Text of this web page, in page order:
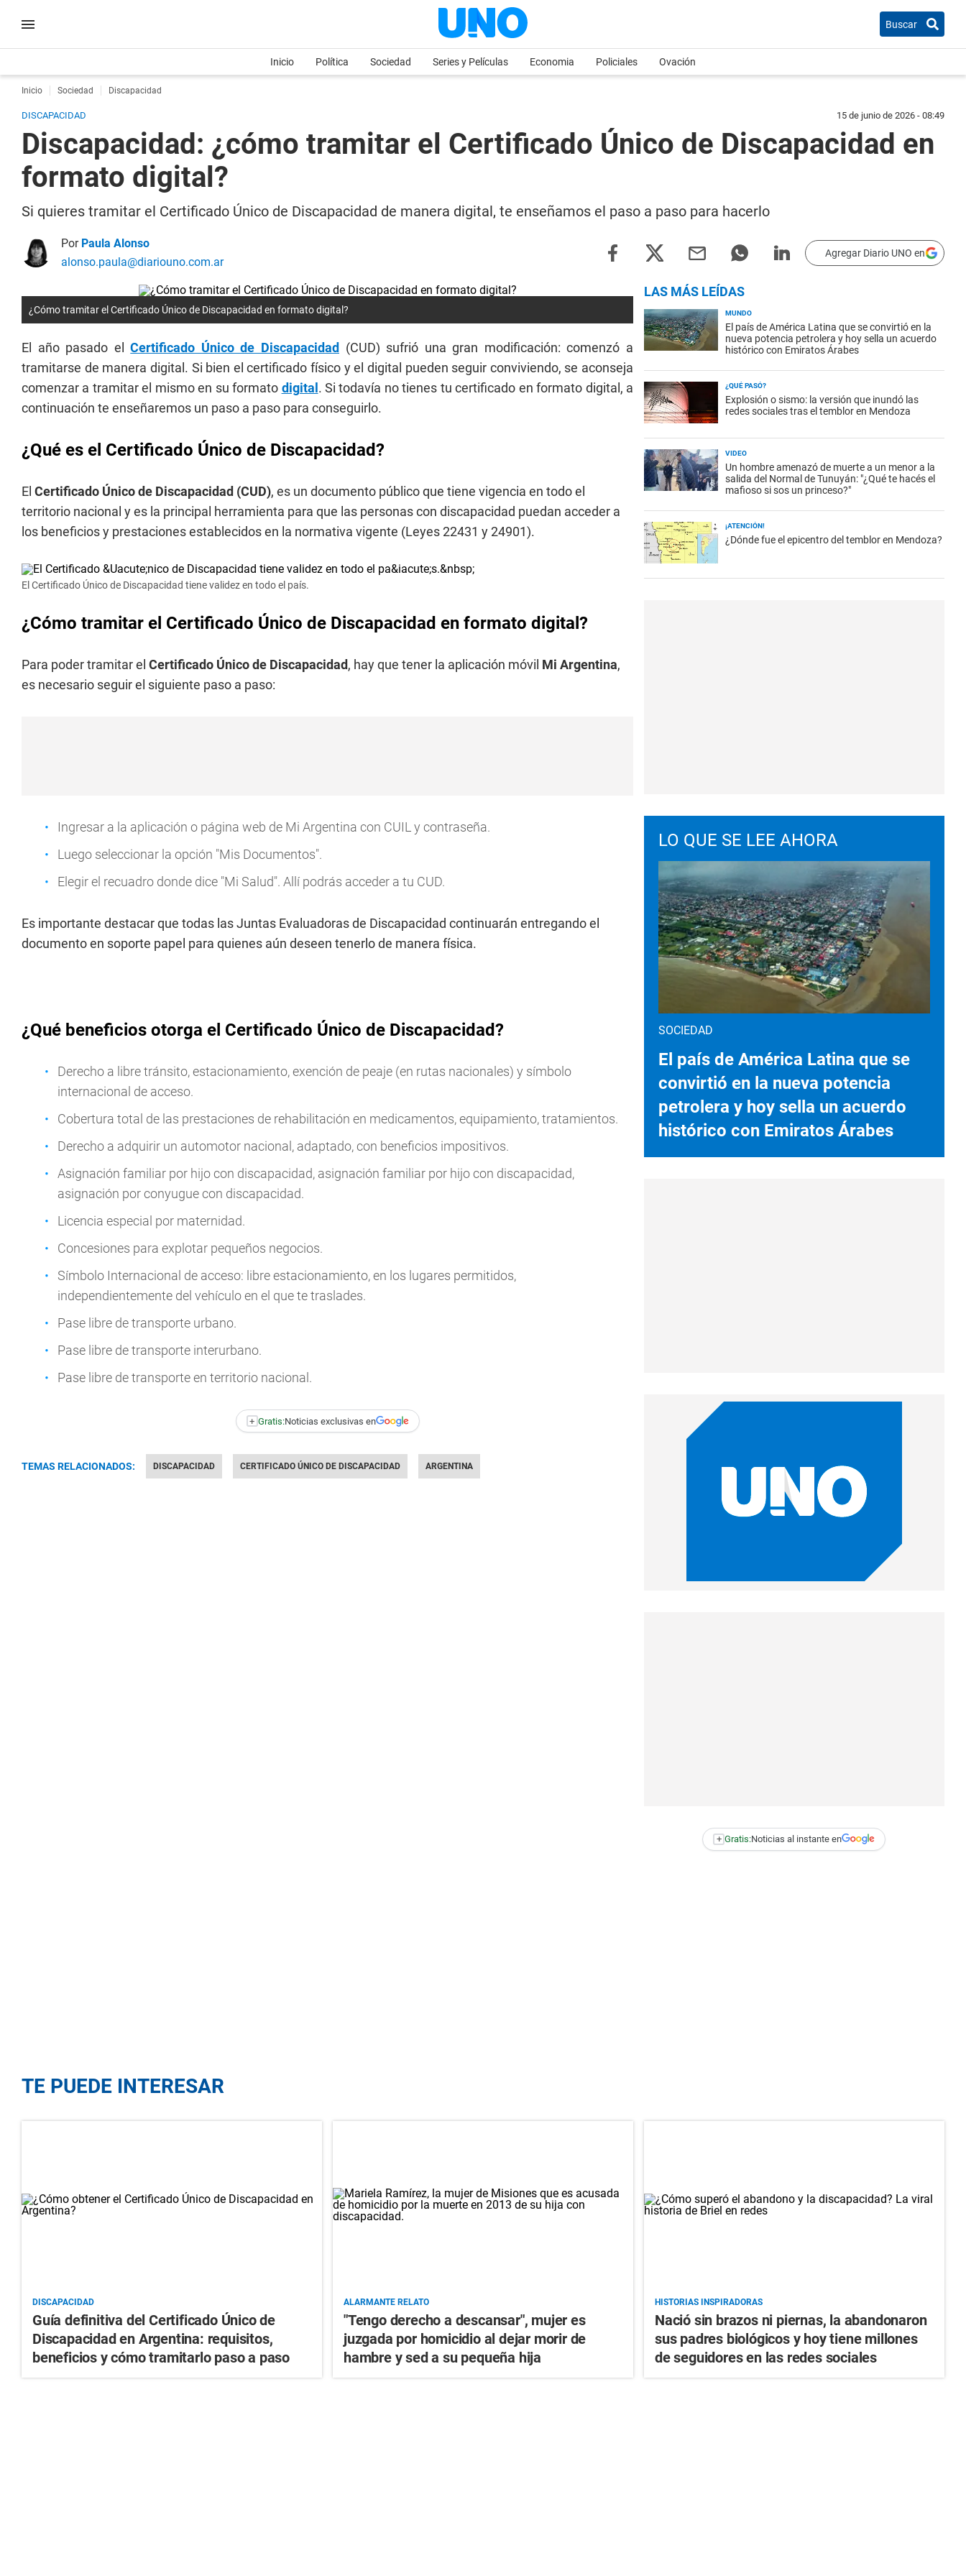
Buscar
Inicio Política Sociedad Series y Películas Economia Policiales Ovación
Inicio Sociedad Discapacidad
DISCAPACIDAD 15 de junio de 2026 - 08:49
Discapacidad: ¿cómo tramitar el Certificado Único de Discapacidad en
formato digital?
Si quieres tramitar el Certificado Único de Discapacidad de manera digital, te enseñamos el paso a paso para hacerlo
Por Paula Alonso
alonso.paula@diariouno.com.ar
Agregar Diario UNO en
¿Cómo tramitar el Certificado Único de Discapacidad en formato digital?
El año pasado elCertificado Único de Discapacidad
(CUD) sufrió una gran modificación: comenzó a
tramitarse de manera digital. Si bien el certificado físico y el digital pueden seguir conviviendo, se aconseja
comenzar a tramitar el mismo en su formato digital . Si todavía no tienes tu certificado en formato digital, a
continuación te enseñaremos un paso a paso para conseguirlo.
¿Qué es el Certificado Único de Discapacidad?
El Certificado Único de Discapacidad (CUD), es un documento público que tiene vigencia en todo el
territorio nacional y es la principal herramienta para que las personas con discapacidad puedan acceder a
los beneficios y prestaciones establecidos en la normativa vigente (Leyes 22431 y 24901).
El Certificado Único de Discapacidad tiene validez en todo el país.
¿Cómo tramitar el Certificado Único de Discapacidad en formato digital?
Para poder tramitar el Certificado Único de Discapacidad, hay que tener la aplicación móvil Mi Argentina,
es necesario seguir el siguiente paso a paso:
Ingresar a la aplicación o página web de Mi Argentina con CUIL y contraseña.
Luego seleccionar la opción "Mis Documentos".
Elegir el recuadro donde dice "Mi Salud". Allí podrás acceder a tu CUD.
Es importante destacar que todas las Juntas Evaluadoras de Discapacidad continuarán entregando el
documento en soporte papel para quienes aún deseen tenerlo de manera física.
¿Qué beneficios otorga el Certificado Único de Discapacidad?
Derecho a libre tránsito, estacionamiento, exención de peaje (en rutas nacionales) y símbolo
internacional de acceso.
Cobertura total de las prestaciones de rehabilitación en medicamentos, equipamiento, tratamientos.
Derecho a adquirir un automotor nacional, adaptado, con beneficios impositivos.
Asignación familiar por hijo con discapacidad, asignación familiar por hijo con discapacidad,
asignación por conyugue con discapacidad.
Licencia especial por maternidad.
Concesiones para explotar pequeños negocios.
Símbolo Internacional de acceso: libre estacionamiento, en los lugares permitidos,
independientemente del vehículo en el que te traslades.
Pase libre de transporte urbano.
Pase libre de transporte interurbano.
Pase libre de transporte en territorio nacional.
+ Gratis:Noticias exclusivas en
TEMAS RELACIONADOS: DISCAPACIDAD CERTIFICADO ÚNICO DE DISCAPACIDAD ARGENTINA
LAS MÁS LEÍDAS
MUNDO
El país de América Latina que se convirtió en la
nueva potencia petrolera y hoy sella un acuerdo
histórico con Emiratos Árabes
¿QUÉ PASÓ?
Explosión o sismo: la versión que inundó las
redes sociales tras el temblor en Mendoza
VIDEO
Un hombre amenazó de muerte a un menor a la
salida del Normal de Tunuyán: "¿Qué te hacés el
mafioso si sos un princeso?"
¡ATENCIÓN!
¿Dónde fue el epicentro del temblor en Mendoza?
LO QUE SE LEE AHORA
SOCIEDAD
El país de América Latina que se
convirtió en la nueva potencia
petrolera y hoy sella un acuerdo
histórico con Emiratos Árabes
+ Gratis:Noticias al instante en
TE PUEDE INTERESAR
DISCAPACIDAD
Guía definitiva del Certificado Único de
Discapacidad en Argentina: requisitos,
beneficios y cómo tramitarlo paso a paso
ALARMANTE RELATO
"Tengo derecho a descansar", mujer es
juzgada por homicidio al dejar morir de
hambre y sed a su pequeña hija
HISTORIAS INSPIRADORAS
Nació sin brazos ni piernas, la abandonaron
sus padres biológicos y hoy tiene millones
de seguidores en las redes sociales